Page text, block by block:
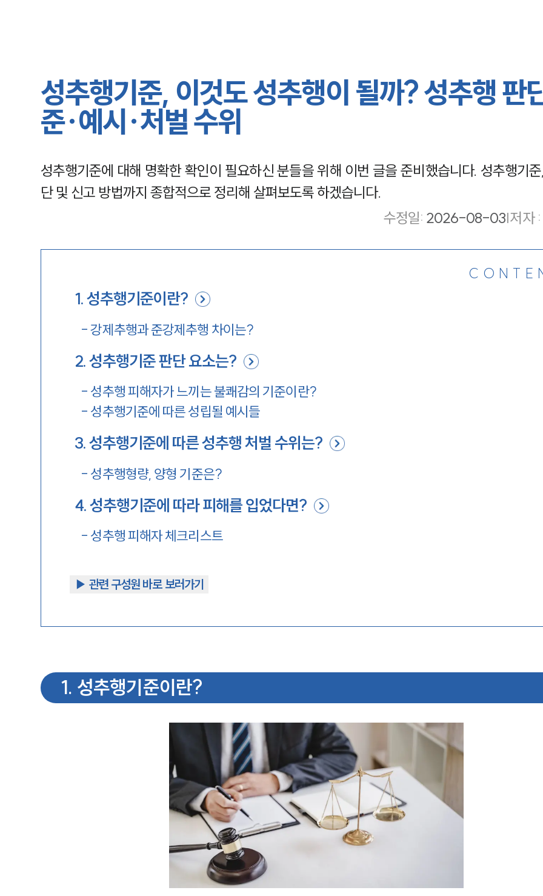
성추행기준, 이것도 성추행이 될까? 성추행 판
준·예시·처벌 수위
성추행기준에 대해 명확한 확인이 필요하신 분들을 위해 이번 글을 준비했습니다. 성추행기
단 및 신고 방법까지 종합적으로 정리해 살펴보도록 하겠습니다.
수정일: 2026-08-03|저자 :
1.성추행기준이란?
-강제추행과 준강제추행 차이는?
2.성추행기준 판단 요소는?
- 성추행 피해자가 느끼는 불쾌감의 기준이란?
- 성추행기준에 따른 성립될 예시들
3.성추행기준에 따른 성추행 처벌 수위는?
- 성추행형량, 양형 기준은?
4.성추행기준에 따라 피해를 입었다면?
- 성추행 피해자 체크리스트
▶︎ 관련 구성원 바로 보러가기
1. 성추행기준이란?